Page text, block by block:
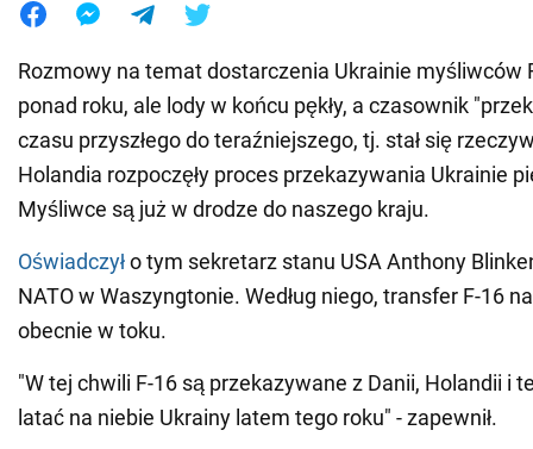
Rozmowy na temat dostarczenia Ukrainie myśliwców
ponad roku, ale lody w końcu pękły, a czasownik
czasu przyszłego do teraźniejszego, tj. stał się
Holandia rozpoczęły proces przekazywania Ukrainie
Myśliwce są już w drodze do naszego kraju.
Oświadczyło tym sekretarz stanu USA Anthony
NATO w Waszyngtonie. Według niego, transfer F-16
obecnie w toku.
"W tej chwili F-16 są przekazywane z Danii, Holandii i
latać na niebie Ukrainy latem tego roku" - zapewnił.